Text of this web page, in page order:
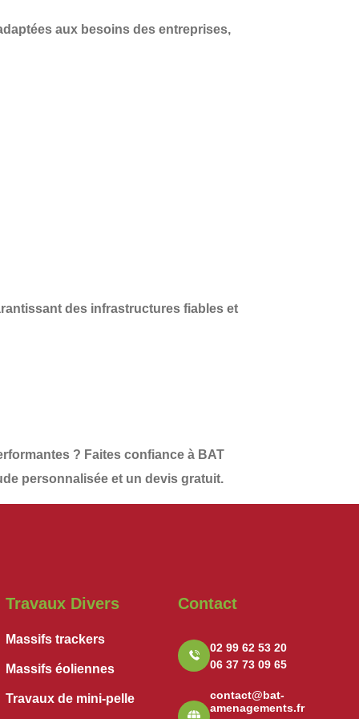
aux besoins des entreprises,
des infrastructures fiables et
? Faites confiance à BAT
personnalisée et un devis gratuit.
Travaux Divers
Massifs trackers
Massifs éoliennes
Travaux de mini-pelle
Contact
02 99 62 53 20
06 37 73 09 65
contact@bat-
amenagements.fr